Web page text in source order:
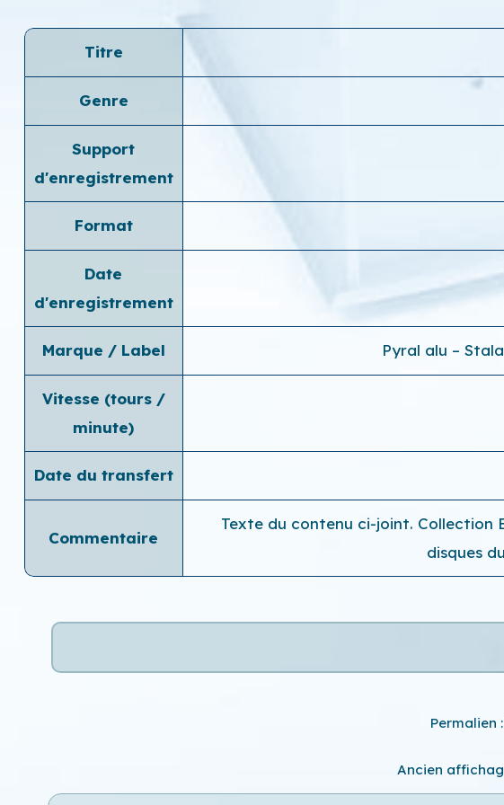
Titre
Genre
Support
d'enregistrement
Format
Date
d'enregistrement
Marque / Label Pyral alu –
Vitesse (tours /
minute)
Date du transfert
Commentaire
Texte du contenu ci-joint. Collection
disques
Permalien :
Ancien